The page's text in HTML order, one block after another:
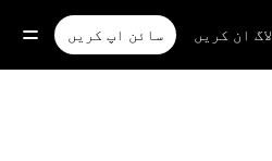
لاگ ان کریں سائن اپ کریں